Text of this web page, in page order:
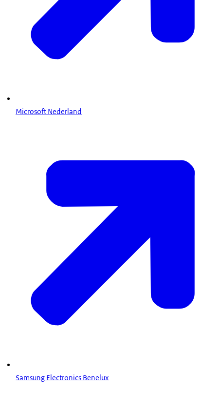
Microsoft Nederland
Samsung Electronics Benelux